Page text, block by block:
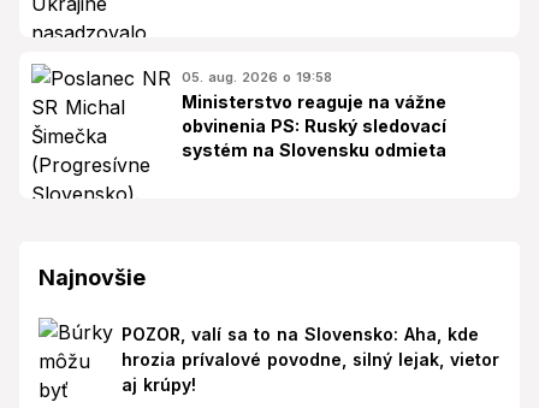
05. aug. 2026 o 19:58
Ministerstvo reaguje na vážne
obvinenia PS: Ruský sledovací
systém na Slovensku odmieta
Najnovšie
POZOR, valí sa to na Slovensko: Aha, kde
hrozia prívalové povodne, silný lejak, vietor
aj krúpy!